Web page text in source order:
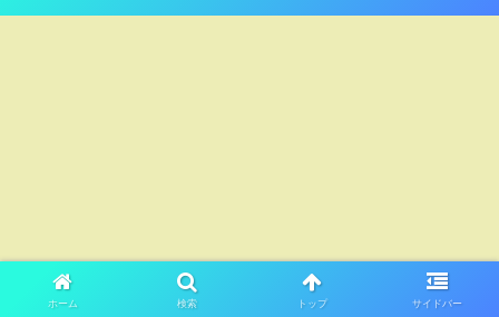
ホーム 検索 トップ サイドバー